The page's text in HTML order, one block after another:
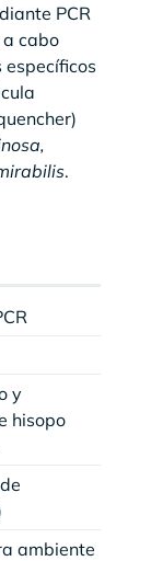
PCR
cabo
.
y
hisopo
ambiente